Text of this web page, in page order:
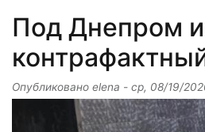
Под Днепром
Опубликовано elena - ср, 08/19/